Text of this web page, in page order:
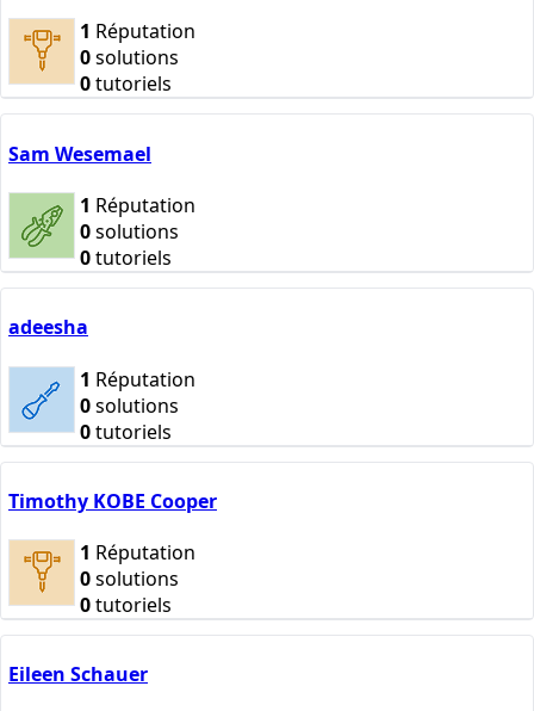
1 Réputation
0solutions
0tutoriels
Sam Wesemael
1 Réputation
0solutions
0tutoriels
adeesha
1 Réputation
0solutions
0tutoriels
Timothy KOBE Cooper
1 Réputation
0solutions
0tutoriels
Eileen Schauer